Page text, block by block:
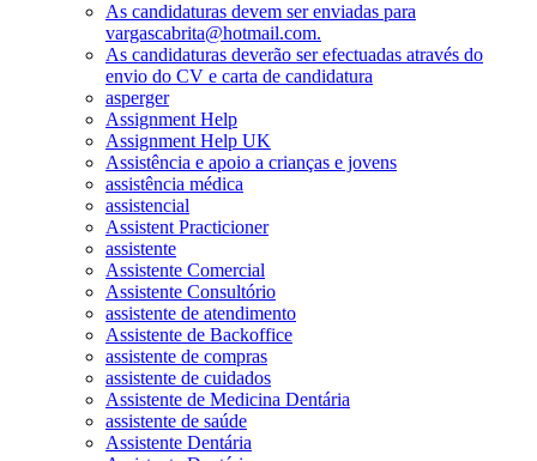
As candidaturas devem ser enviadas para
vargascabrita@hotmail.com.
As candidaturas deverão ser efectuadas através do
envio do CV e carta de candidatura
asperger
Assignment Help
Assignment Help UK
Assistência e apoio a crianças e jovens
assistência médica
assistencial
Assistent Practicioner
assistente
Assistente Comercial
Assistente Consultório
assistente de atendimento
Assistente de Backoffice
assistente de compras
assistente de cuidados
Assistente de Medicina Dentária
assistente de saúde
Assistente Dentária